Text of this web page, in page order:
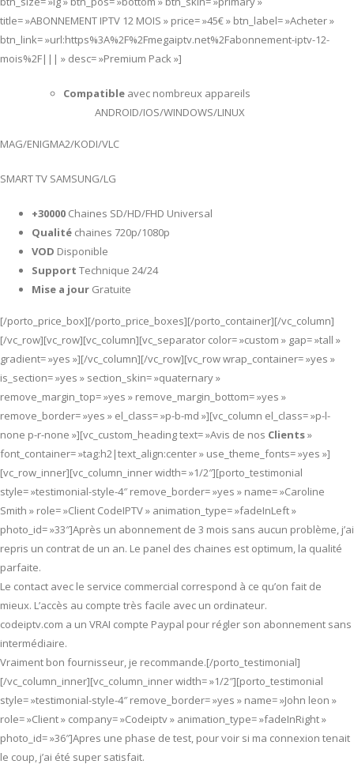
title= »ABONNEMENT IPTV 12 MOIS » price= »45€ » btn_label= »Acheter »
btn_link= »url:https%3A%2F%2Fmegaiptv.net%2Fabonnement-iptv-12-
mois%2F||| » desc= »Premium Pack »]
Compatible avec nombreux appareils
ANDROID/IOS/WINDOWS/LINUX
MAG/ENIGMA2/KODI/VLC
SMART TV SAMSUNG/LG
+30000 Chaines SD/HD/FHD Universal
Qualité chaines 720p/1080p
VOD Disponible
Support Technique 24/24
Mise a jour Gratuite
[/porto_price_box][/porto_price_boxes][/porto_container][/vc_column]
[/vc_row][vc_row][vc_column][vc_separator color= »custom » gap= »tall »
gradient= »yes »][/vc_column][/vc_row][vc_row wrap_container= »yes »
is_section= »yes » section_skin= »quaternary »
remove_margin_top= »yes » remove_margin_bottom= »yes »
remove_border= »yes » el_class= »p-b-md »][vc_column el_class= »p-l-
none p-r-none »][vc_custom_heading text= »Avis de nos Clients»
font_container= »tag:h2|text_align:center » use_theme_fonts= »yes »]
[vc_row_inner][vc_column_inner width= »1/2″][porto_testimonial
style= »testimonial-style-4″ remove_border= »yes » name= »Caroline
Smith » role= »Client CodeIPTV » animation_type= »fadeInLeft »
photo_id= »33″]Après un abonnement de 3 mois sans aucun problème, j’ai
repris un contrat de un an. Le panel des chaines est optimum, la qualité
parfaite.
Le contact avec le service commercial correspond à ce qu’on fait de
mieux. L’accès au compte très facile avec un ordinateur.
codeiptv.com a un VRAI compte Paypal pour régler son abonnement sans
intermédiaire.
Vraiment bon fournisseur, je recommande.[/porto_testimonial]
[/vc_column_inner][vc_column_inner width= »1/2″][porto_testimonial
style= »testimonial-style-4″ remove_border= »yes » name= »John leon »
role= »Client » company= »Codeiptv » animation_type= »fadeInRight »
photo_id= »36″]Apres une phase de test, pour voir si ma connexion tenait
le coup, j’ai été super satisfait.